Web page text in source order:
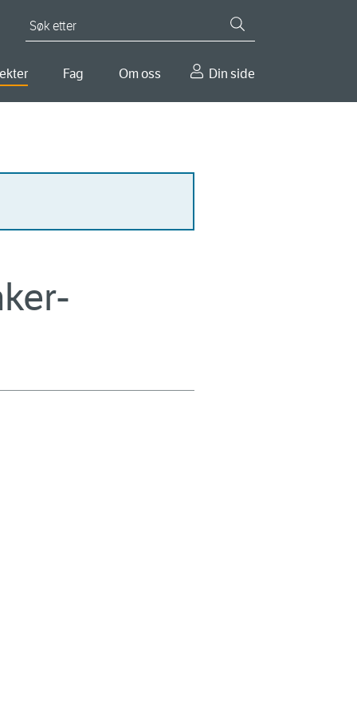
Fag Om oss Din side